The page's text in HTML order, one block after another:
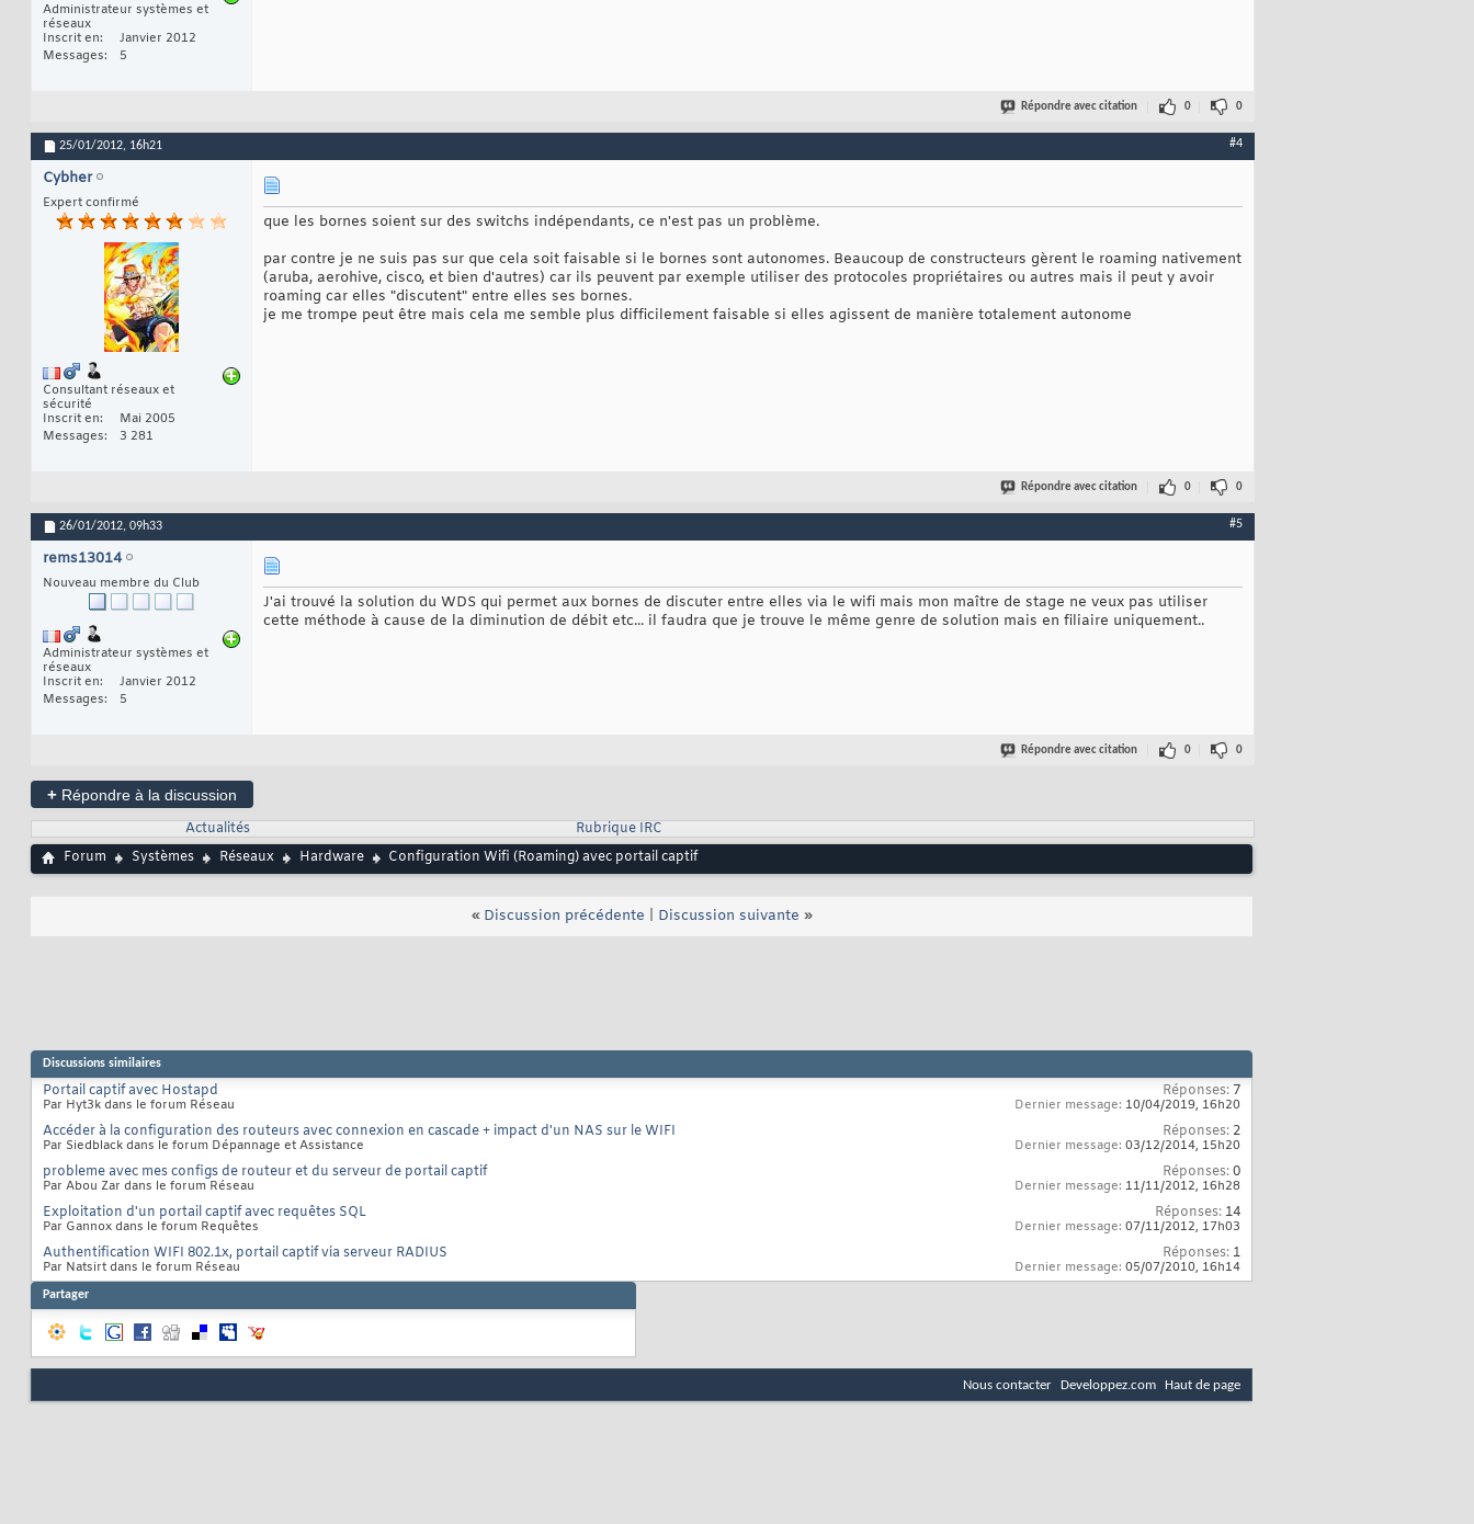
Administrateur systèmes et
réseaux
Inscrit en
Janvier 2012
Messages
5
Répondre avec citation 0 0
25/01/2012, 16h21 #4
Cybher
Expert confirmé
Consultant réseaux et
sécurité
Inscrit en
Mai 2005
Messages
3 281
que les bornes soient sur des switchs indépendants, ce n'est pas un problème.
par contre je ne suis pas sur que cela soit faisable si le bornes sont autonomes. Beaucoup de constructeurs gèrent le roaming nativement
(aruba, aerohive, cisco, et bien d'autres) car ils peuvent par exemple utiliser des protocoles propriétaires ou autres mais il peut y avoir
roaming car elles "discutent" entre elles ses bornes.
je me trompe peut être mais cela me semble plus difficilement faisable si elles agissent de manière totalement autonome
Répondre avec citation 0 0
26/01/2012, 09h33 #5
rems13014
Nouveau membre du Club
Administrateur systèmes et
réseaux
Inscrit en
Janvier 2012
Messages
5
J'ai trouvé la solution du WDS qui permet aux bornes de discuter entre elles via le wifi mais mon maître de stage ne veux pas utiliser
cette méthode à cause de la diminution de débit etc... il faudra que je trouve le même genre de solution mais en filiaire uniquement..
Répondre avec citation 0 0
+ Répondre à la discussion
Actualités
Rubrique IRC
Forum
Systèmes Réseaux Hardware Configuration Wifi (Roaming) avec portail captif
« Discussion précédente Discussion suivante »
Discussions similaires
Portail captif avec Hostapd
Par Hyt3k dans le forum Réseau
Réponses: 7
Dernier message: 10/04/2019, 16h20
Accéder à la configuration des routeurs avec connexion en cascade + impact d'un NAS sur le WIFI
Par Siedblack dans le forum Dépannage et Assistance
Réponses: 2
Dernier message: 03/12/2014, 15h20
probleme avec mes configs de routeur et du serveur de portail captif
Par Abou Zar dans le forum Réseau
Réponses:0
Dernier message: 11/11/2012, 16h28
Exploitation d'un portail captif avec requêtes SQL
Par Gannox dans le forum Requêtes
Réponses: 14
Dernier message: 07/11/2012, 17h03
Authentification WIFI 802.1x, portail captif via serveur RADIUS
Par Natsirt dans le forum Réseau
Réponses: 1
Dernier message: 05/07/2010, 16h14
Partager
Nous contacter Developpez.com Haut de page